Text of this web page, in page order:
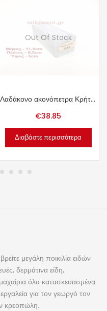
Out Of Stock
Λαδάκονο ακονόπετρα Κρήτης 1.44kg.
€38.85
Διαβάστε περισσότερα
μεγάλη ποικιλία ειδών
δερμάτινα είδη,
όλα κατασκευασμένα
για τον γεωργό τον
κρεοπώλη.